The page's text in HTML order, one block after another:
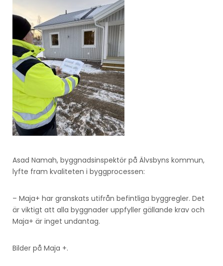
Asad Namah, byggnadsinspektör på Älvsbyns kommun,
lyfte fram kvaliteten i byggprocessen:
– Maja+ har granskats utifrån befintliga byggregler. Det
är viktigt att alla byggnader uppfyller gällande krav och
Maja+ är inget undantag.
Bilder på Maja +.